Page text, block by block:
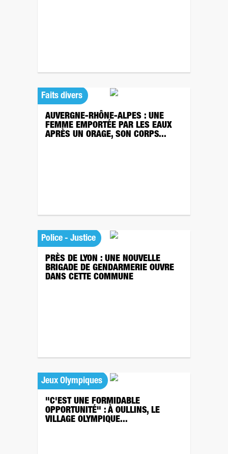
Faits divers
AUVERGNE-RHÔNE-ALPES : UNE
FEMME EMPORTÉE PAR LES EAUX
APRÈS UN ORAGE, SON CORPS...
Police - Justice
PRÈS DE LYON : UNE NOUVELLE
BRIGADE DE GENDARMERIE OUVRE
DANS CETTE COMMUNE
Jeux Olympiques
"C'EST UNE FORMIDABLE
OPPORTUNITÉ" : À OULLINS, LE
VILLAGE OLYMPIQUE...